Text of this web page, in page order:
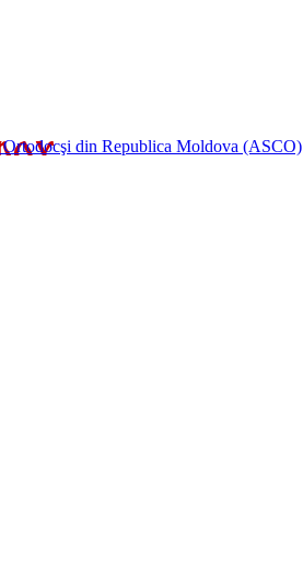
din Republica Moldova (ASCO)